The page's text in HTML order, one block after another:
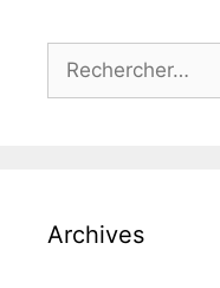
Archives